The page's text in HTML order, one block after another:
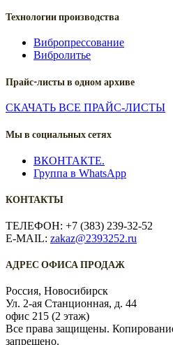
Технологии производства
Вибропрессование
Вибролитье
Прайс-листы в одном архиве
СКАЧАТЬ ВСЕ ПРАЙС-ЛИСТЫ
Мы в социальных сетях
ВКОНТАКТЕ.
Группа в WhatsApp
КОНТАКТЫ
ТЕЛЕФОН: +7 (383) 239-32-52
E-MAIL: zakaz@2393252.ru
АДРЕС ОФИСА ПРОДАЖ
Россия, Новосибирск
Ул. 2-ая Станционная, д. 44
офис 215 (2 этаж)
Все права защищены.
запрещено.